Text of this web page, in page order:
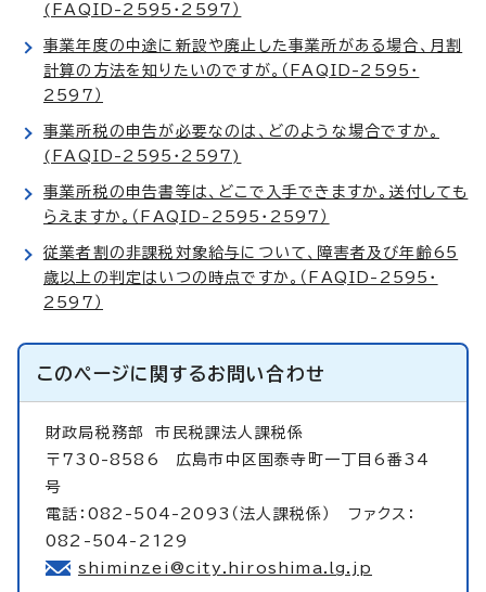
(FAQID-2595・2597）
事業年度の中途に新設や廃止した事業所がある場合、月割
計算の方法を知りたいのですが。（FAQID-2595・
2597）
事業所税の申告が必要なのは、どのような場合ですか。
(FAQID-2595・2597)
事業所税の申告書等は、どこで入手できますか。送付しても
らえますか。（FAQID-2595・2597）
従業者割の非課税対象給与について、障害者及び年齢65
歳以上の判定はいつの時点ですか。（FAQID-2595・
2597）
このページに関するお問い合わせ
財政局税務部市民税課法人課税係
〒730-8586 広島市中区国泰寺町一丁目6番34
号
電話：082-504-2093（法人課税係） ファクス：
082-504-2129
shiminzei@city.hiroshima.lg.jp